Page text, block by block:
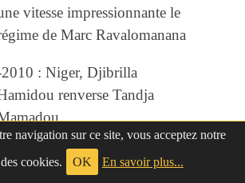
navigation sur ce site, vous acceptez notre
cookies.
OK En savoir plus...
vitesse impressionnante le
de Marc Ravalomanana
: Niger, Djibrilla
renverse Tandja
AUTRES CONNAISSANCES